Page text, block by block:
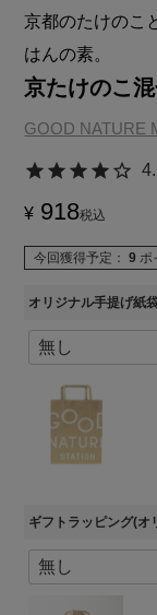
京都のたけのこ
はんの素。
京たけのこ
GOOD NATURE
¥ 918税込
今回獲得予定： 9 ポ
オリジナル手提げ紙
ギフトラッピング(オ